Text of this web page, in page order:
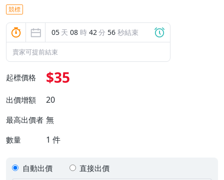
競標
05 天 08 時 42分 55 秒結束
賣家可提前結束
起標價格 $35
出價增額 20
最高出價者 無
數量 1 件
自動出價 直接出價